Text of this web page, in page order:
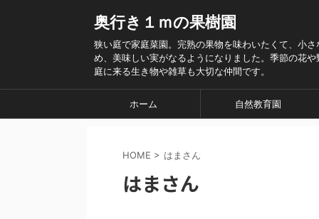
奥行き１ｍの果樹園
狭い庭で家庭菜園。完熟の果物を味わいたくて、小さ
め、美味しい実がなるようになりました。季節の花や
庭に来る生き物や雑草も大切な仲間です。
ホーム 自然教育園
HOME > はまさん
はまさん